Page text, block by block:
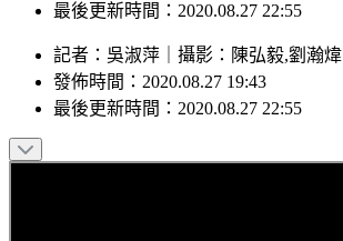
最後更新時間：2020.08.27 22:55
記者 ： 吳淑萍 攝影 ： 陳弘毅,劉瀚煒
發佈時間： 2020.08.27 19:43
最後更新時間： 2020.08.27 22:55